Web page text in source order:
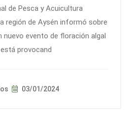
de Pesca y Acuicultura
región de Aysén informó sobre
nuevo evento de floración algal
provocand
03/01/2024